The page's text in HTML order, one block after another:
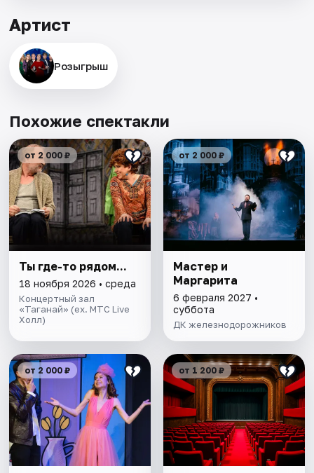
Артист
Розыгрыш
Похожие спектакли
от 2 000 ₽
Ты где-то рядом...
18 ноября 2026 • среда
Концертный зал
«Таганай» (ех. МТС Live
Холл)
от 2 000 ₽
Мастер и
Маргарита
6 февраля 2027 •
суббота
ДК железнодорожников
от 2 000 ₽ от 1 200 ₽